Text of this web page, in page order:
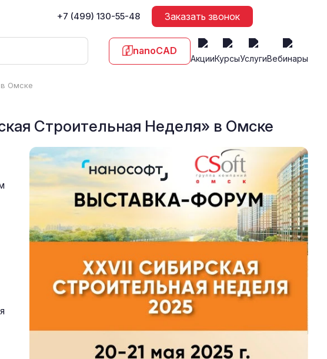
+7 (499) 130-55-48 Заказать звонок
nanoCAD
АкцииКурсыУслугиВебинары
Омске
Строительная Неделя» в Омске